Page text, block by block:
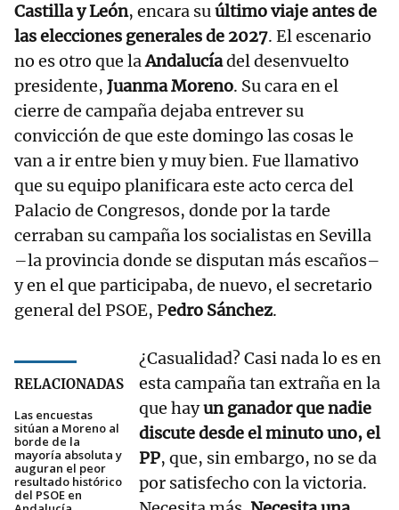
Castilla y León, encara suúltimo viaje antes de
las elecciones generales de 2027. El escenario
no es otro que laAndalucíadel desenvuelto
presidente, Juanma Moreno. Su cara en el
cierre de campaña dejaba entrever su
convicción de que este domingo las cosas le
van a ir entre bien y muy bien. Fue llamativo
que su equipo planificara este acto cerca del
Palacio de Congresos, donde por la tarde
cerraban su campaña los socialistas en Sevilla
–la provincia donde se disputan más escaños–
y en el que participaba, de nuevo, el secretario
general del PSOE, Pedro Sánchez.
RELACIONADAS
Las encuestas
sitúan a Moreno al
borde de la
mayoría absoluta y
auguran el peor
resultado histórico
del PSOE en
¿Casualidad? Casi nada lo es en
esta campaña tan extraña en la
que hayun ganador que nadie
discute desde el minuto uno, el
PP, que, sin embargo, no se da
por satisfecho con la victoria.